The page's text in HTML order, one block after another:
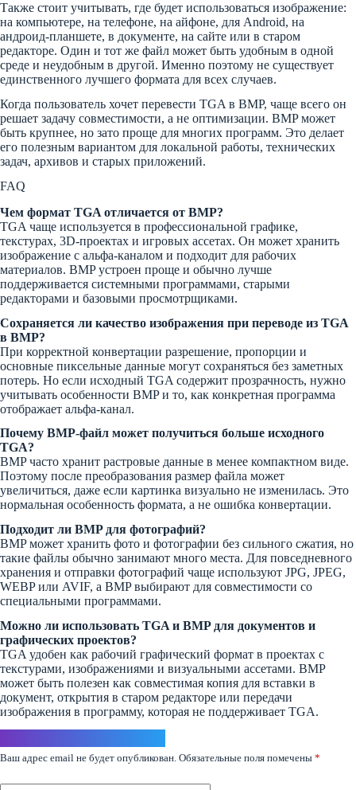
Также стоит учитывать, где будет использоваться изображение:
на компьютере, на телефоне, на айфоне, для Android, на
андроид-планшете, в документе, на сайте или в старом
редакторе. Один и тот же файл может быть удобным в одной
среде и неудобным в другой. Именно поэтому не существует
единственного лучшего формата для всех случаев.
Когда пользователь хочет перевести TGA в BMP, чаще всего он
решает задачу совместимости, а не оптимизации. BMP может
быть крупнее, но зато проще для многих программ. Это делает
его полезным вариантом для локальной работы, технических
задач, архивов и старых приложений.
FAQ
Чем формат TGA отличается от BMP?
TGA чаще используется в профессиональной графике,
текстурах, 3D-проектах и игровых ассетах. Он может хранить
изображение с альфа-каналом и подходит для рабочих
материалов. BMP устроен проще и обычно лучше
поддерживается системными программами, старыми
редакторами и базовыми просмотрщиками.
Сохраняется ли качество изображения при переводе из TGA
в BMP?
При корректной конвертации разрешение, пропорции и
основные пиксельные данные могут сохраняться без заметных
потерь. Но если исходный TGA содержит прозрачность, нужно
учитывать особенности BMP и то, как конкретная программа
отображает альфа-канал.
Почему BMP-файл может получиться больше исходного
TGA?
BMP часто хранит растровые данные в менее компактном виде.
Поэтому после преобразования размер файла может
увеличиться, даже если картинка визуально не изменилась. Это
нормальная особенность формата, а не ошибка конвертации.
Подходит ли BMP для фотографий?
BMP может хранить фото и фотографии без сильного сжатия, но
такие файлы обычно занимают много места. Для повседневного
хранения и отправки фотографий чаще используют JPG, JPEG,
WEBP или AVIF, а BMP выбирают для совместимости со
специальными программами.
Можно ли использовать TGA и BMP для документов и
графических проектов?
TGA удобен как рабочий графический формат в проектах с
текстурами, изображениями и визуальными ассетами. BMP
может быть полезен как совместимая копия для вставки в
документ, открытия в старом редакторе или передачи
изображения в программу, которая не поддерживает TGA.
Ваш адрес email не будет опубликован. Обязательные поля помечены *